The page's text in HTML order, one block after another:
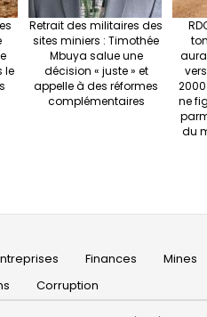
le
Retrait des militaires des
sites miniers : Timothée
Mbuya salue une
décision « juste » et
appelle à des réformes
complémentaires
ne
du
Finances Mines
Corruption